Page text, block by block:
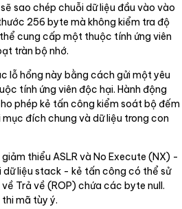
sao chép chuỗi dữ liệu đầu vào vào
256 byte mà không kiểm tra độ
cung cấp một thuộc tính ứng viên
tràn bộ nhớ.
lỗ hổng này bằng cách gửi một yêu
tính ứng viên độc hại. Hành động
phép kẻ tấn công kiểm soát bộ đếm
đích chung và dữ liệu trong con
thiểu ASLR và No Execute (NX) -
liệu stack - kẻ tấn công có thể sử
Trả về (ROP) chứa các byte null.
mã tùy ý.